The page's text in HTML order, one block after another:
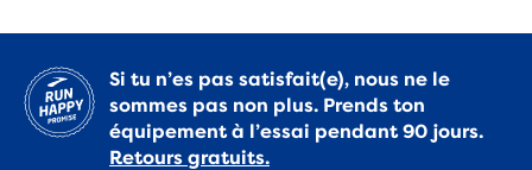
Si tu n’es pas satisfait(e), nous ne le
sommes pas non plus. Prends ton
équipement à l’essai pendant 90 jours.
Retours gratuits.